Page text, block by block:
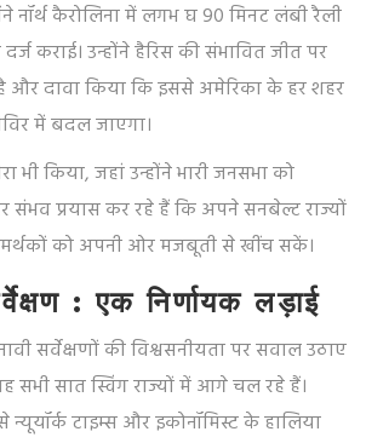
नॉर्थ कैरोलिना में लगभ घ 90 मिनट लंबी रैली
कराई। उन्होंने हैरिस की संभावित जीत पर
और दावा किया कि इससे अमेरिका के हर शहर
में बदल जाएगा।
भी किया, जहां उन्होंने भारी जनसभा को
संभव प्रयास कर रहे हैं कि अपने सनबेल्ट राज्यों
को अपनी ओर मजबूती से खींच सकें।
: एक निर्णायक लड़ाई
सर्वेक्षणों की विश्वसनीयता पर सवाल उठाए
सभी सात स्विंग राज्यों में आगे चल रहे हैं।
न्यूयॉर्क टाइम्स और इकोनॉमिस्ट के हालिया